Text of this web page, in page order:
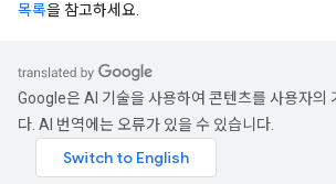
목록을 참고하세요.
Google은 AI 기술을 사용하여 콘텐츠를 사용자의
다. AI 번역에는 오류가 있을 수 있습니다.